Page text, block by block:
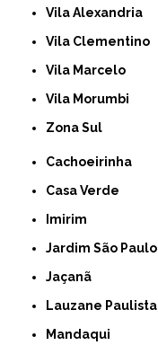
Vila Alexandria
Vila Clementino
Vila Marcelo
Vila Morumbi
Zona Sul
Cachoeirinha
Casa Verde
Imirim
Jardim São Paulo
Jaçanã
Lauzane Paulista
Mandaqui